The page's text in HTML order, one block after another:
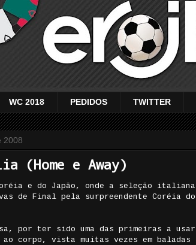
WC 2018 PEDIDOS TWITTER
2008
(Home e Away)
e do Japão, onde a seleção italiana
de Final pela surpreendente Coréia do
por ter sido uma das primeiras a usar
ao corpo, vista muitas vezes em baladas